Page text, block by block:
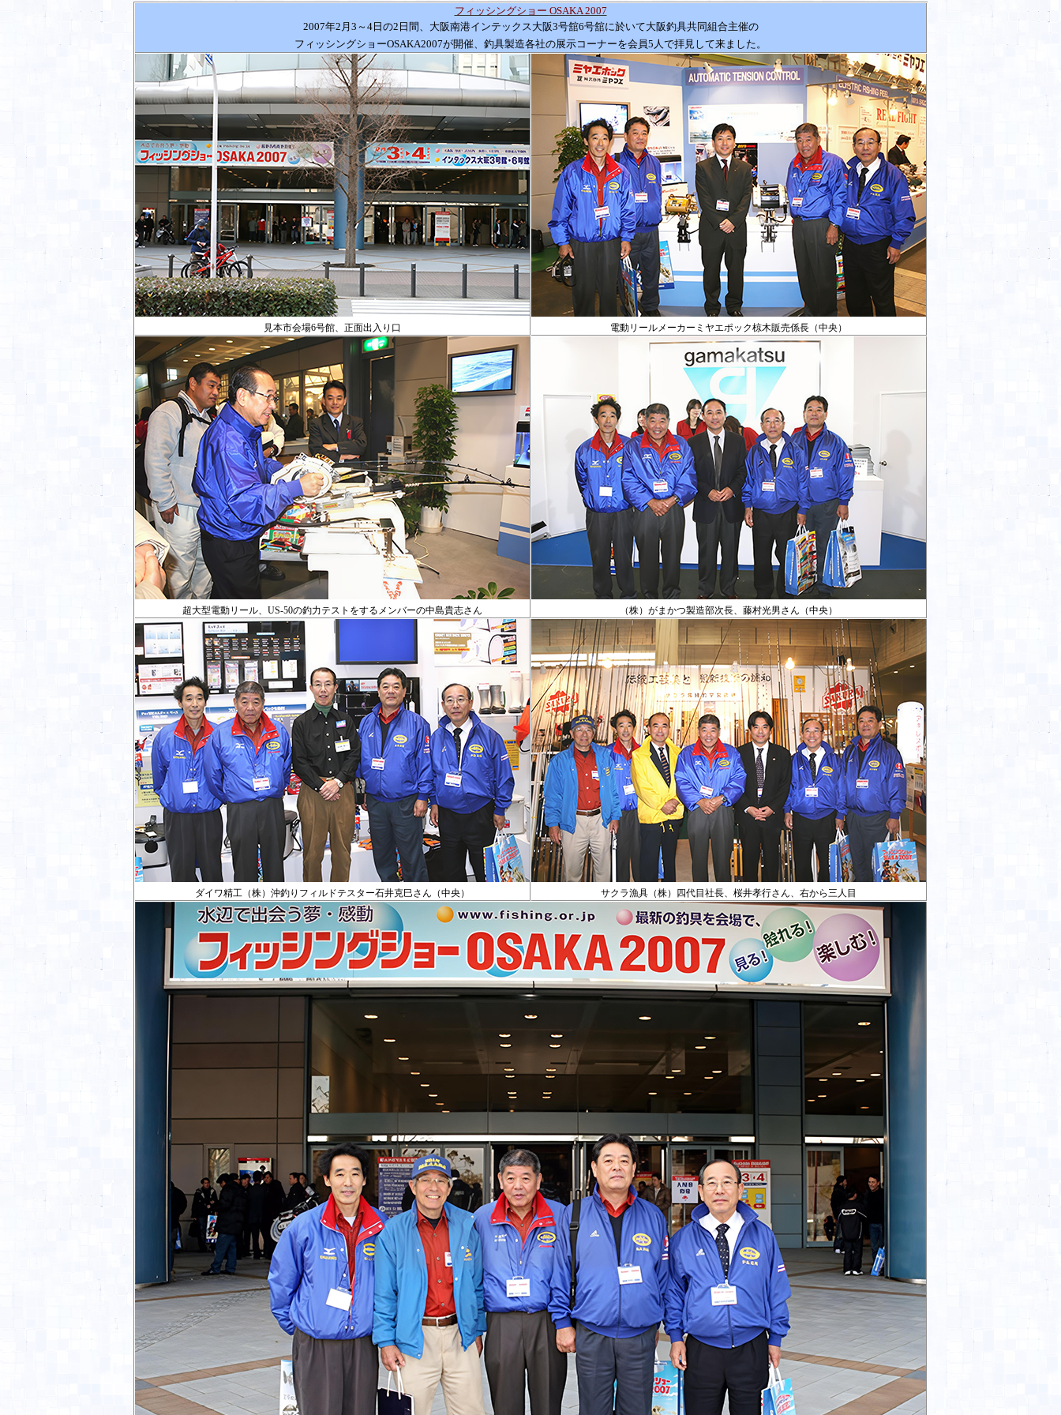
フィッシングショー OSAKA 2007
2007年2 月 3 ～4日の2日間、大阪南港インテックス大阪3号舘6号舘に於いて大阪釣具共同組合主催の
フィッシングショーOSAKA2007が開催、釣具製造各社の展示コーナーを会員5 人で拝見して来ました。
見本市会場6号館、正面出入り口 電動リールメーカーミヤエポック椋木販売係長（中央）
超大型電動リール、US-50の釣力テストをするメンバーの中島貴志さん （株）がまかつ製造部次長、藤村光男さん（中央）
ダイワ精工（株）沖釣りフィルドテスター石井克巳さん（中央） サクラ漁具（株）四代目社長、桜井孝行さん、右から三人目